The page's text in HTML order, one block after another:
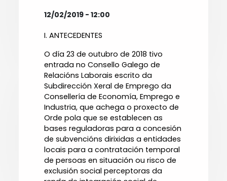
12/02/2019 - 12:00
I. ANTECEDENTES
O día 23 de outubro de 2018 tivo
entrada no Consello Galego de
Relacións Laborais escrito da
Subdirección Xeral de Emprego da
Consellería de Economía, Emprego e
Industria, que achega o proxecto de
Orde pola que se establecen as
bases reguladoras para a concesión
de subvencións dirixidas a entidades
locais para a contratación temporal
de persoas en situación ou risco de
exclusión social perceptoras da